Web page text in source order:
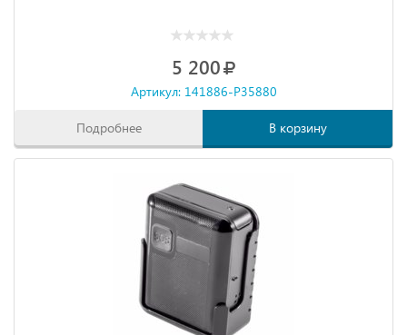
5 200
Артикул: 141886-P35880
Подробнее В корзину